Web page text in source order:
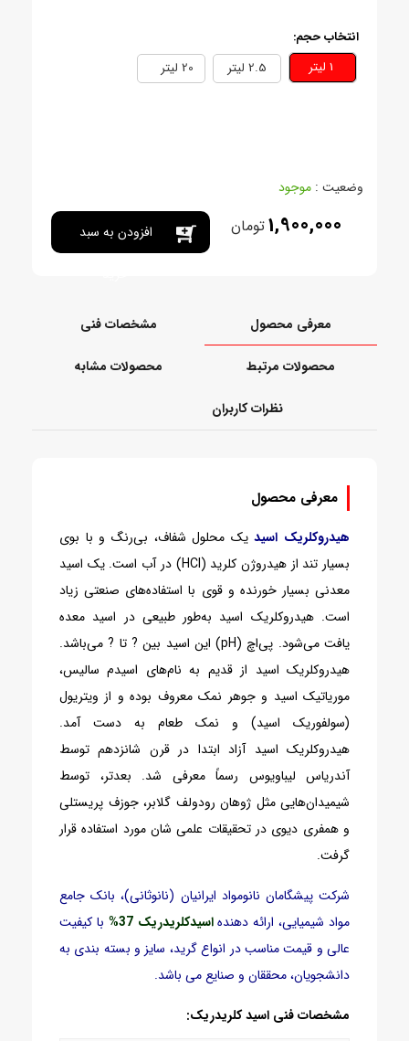
انتخاب حجم:
وضعیت : موجود
1,900,000تومان افزودن به سبد
معرفی محصول مشخصات فنی
محصولات مرتبط محصولات مشابه
نظرات کاربران
معرفی محصول
هیدروکلریک اسیدیک محلول شفاف، بی‌رنگ و با بوی
بسیار تند از هیدروژن کلرید (HCl) در آب است. یک اسید
معدنی بسیار خورنده و قوی با استفاده‌های صنعتی زیاد
است. هیدروکلریک اسید به‌طور طبیعی در اسید معده
یافت می‌شود. پی‌اچ (pH) این اسید بین ? تا ? می‌باشد.
هیدروکلریک اسید از قدیم به نام‌های اسیدم سالیس،
موریاتیک اسید و جوهر نمک معروف بوده و از ویتریول
(سولفوریک اسید) و نمک طعام به دست آمد.
هیدروکلریک اسید آزاد ابتدا در قرن شانزدهم توسط
آندریاس لیباویوس رسماً معرفی شد. بعدتر، توسط
شیمیدان‌هایی مثل ژوهان رودولف گلابر، جوزف پریستلی
و همفری دیوی در تحقیقات علمی شان مورد استفاده قرار
گرفت.
شرکت پیشگامان نانومواد ایرانیان (نانوثانی)، بانک جامع
مواد شیمیایی، ارائه دهندهاسیدکلریدریک 37%
با کیفیت
عالی و قیمت مناسب در انواع گرید، سایز و بسته بندی به
دانشجویان، محققان و صنایع می باشد.
مشخصات فنی اسید کلریدریک: